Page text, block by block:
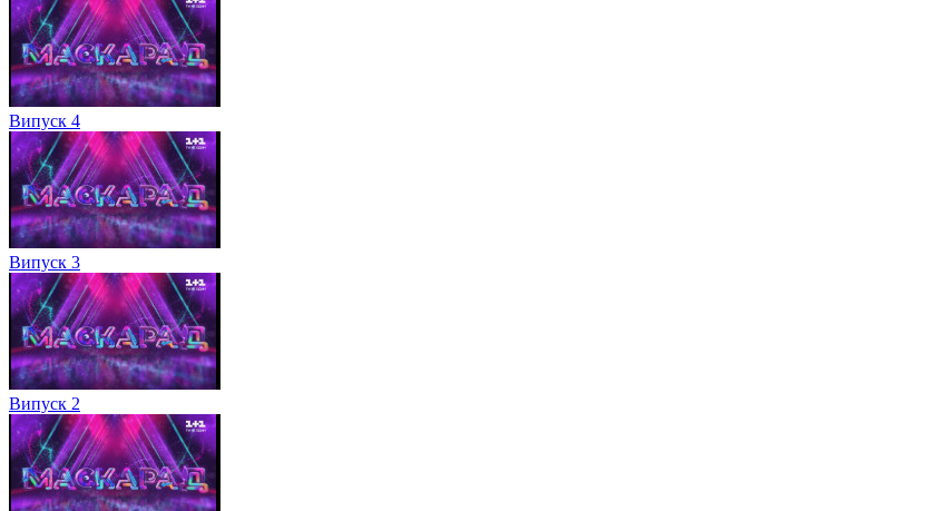
Випуск 4
Випуск 3
Випуск 2